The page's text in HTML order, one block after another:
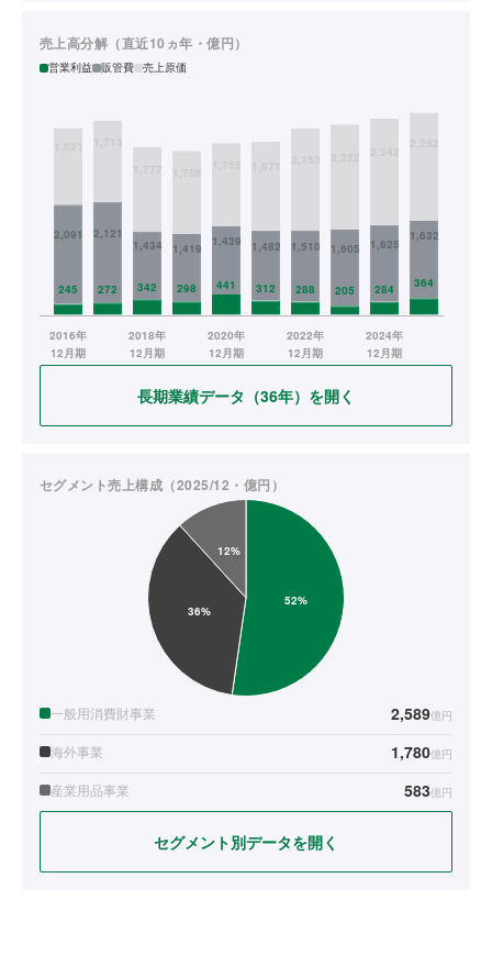
売上高分解（直近10ヵ年・億円）
営業利益 販管費 売上原価
長期業績データ（36年）を開く
セグメント売上構成（2025/12・億円）
一般用消費財事業 2,589億円
海外事業 1,780億円
産業用品事業 583億円
セグメント別データを開く